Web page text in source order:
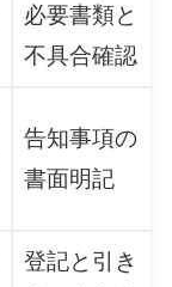
必要書類と
不具合確認
告知事項の
書面明記
登記と引き